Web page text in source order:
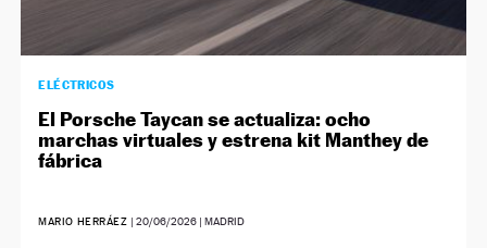
ELÉCTRICOS
El Porsche Taycan se actualiza: ocho
marchas virtuales y estrena kit Manthey de
fábrica
MARIO HERRÁEZ | 20/06/2026| MADRID